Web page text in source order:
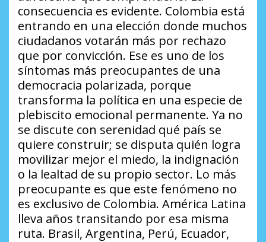
consecuencia es evidente. Colombia está
entrando en una elección donde muchos
ciudadanos votarán más por rechazo
que por convicción. Ese es uno de los
síntomas más preocupantes de una
democracia polarizada, porque
transforma la política en una especie de
plebiscito emocional permanente. Ya no
se discute con serenidad qué país se
quiere construir; se disputa quién logra
movilizar mejor el miedo, la indignación
o la lealtad de su propio sector. Lo más
preocupante es que este fenómeno no
es exclusivo de Colombia. América Latina
lleva años transitando por esa misma
ruta. Brasil, Argentina, Perú, Ecuador,